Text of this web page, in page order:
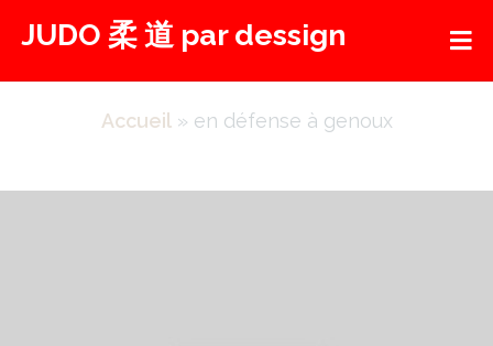
JUDO 柔 道 par dessign
Accueil» en défense à genoux